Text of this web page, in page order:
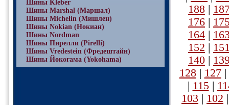
Шины Kleber
Шины Marshal (Маршал)
Шины Michelin (Мишлен)
Шины Nokian (Нокиан)
Шины Nordman
Шины Пирелли (Pirelli)
Шины Vredestein (Фредештайн)
Шины Йокогама (Yokohama)
188 |
176 |
164 |
152 |
140 |
128| 127|
| 115|
103 | 102